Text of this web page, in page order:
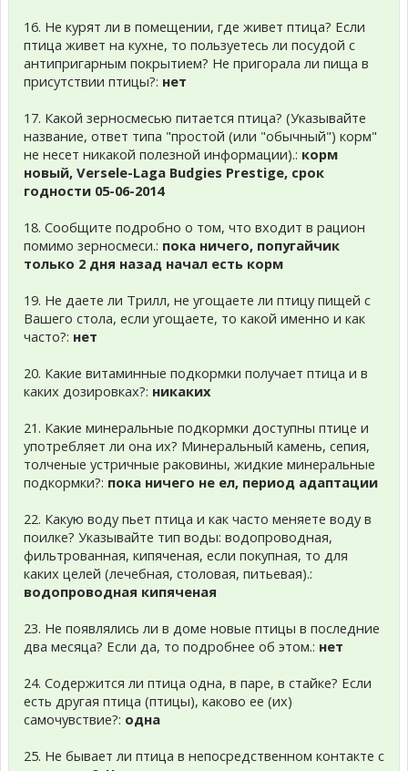
16. Не курят ли в помещении, где живет птица? Если
птица живет на кухне, то пользуетесь ли посудой с
антипригарным покрытием? Не пригорала ли пища в
присутствии птицы?: нет
17. Какой зерносмесью питается птица? (Указывайте
название, ответ типа "простой (или "обычный") корм"
не несет никакой полезной информации).: корм
новый, Versele-Laga Budgies Prestige, срок
годности 05-06-2014
18. Сообщите подробно о том, что входит в рацион
помимо зерносмеси.: пока ничего, попугайчик
только 2 дня назад начал есть корм
19. Не даете ли Трилл, не угощаете ли птицу пищей с
Вашего стола, если угощаете, то какой именно и как
часто?: нет
20. Какие витаминные подкормки получает птица и в
каких дозировках?: никаких
21. Какие минеральные подкормки доступны птице и
употребляет ли она их? Минеральный камень, сепия,
толченые устричные раковины, жидкие минеральные
подкормки?: пока ничего не ел, период адаптации
22. Какую воду пьет птица и как часто меняете воду в
поилке? Указывайте тип воды: водопроводная,
фильтрованная, кипяченая, если покупная, то для
каких целей (лечебная, столовая, питьевая).:
водопроводная кипяченая
23. Не появлялись ли в доме новые птицы в последние
два месяца? Если да, то подробнее об этом.: нет
24. Содержится ли птица одна, в паре, в стайке? Если
есть другая птица (птицы), каково ее (их)
самочувствие?: одна
25. Не бывает ли птица в непосредственном контакте с